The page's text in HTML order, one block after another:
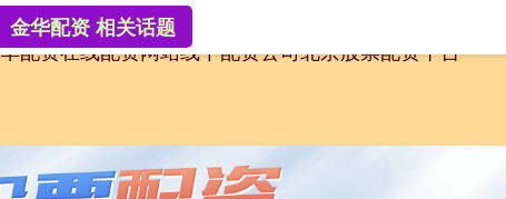
配资在线配资网站线下配资公司北京股票配资平台
金华配资 相关话题